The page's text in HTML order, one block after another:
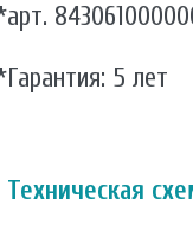
5 лет
Техническая